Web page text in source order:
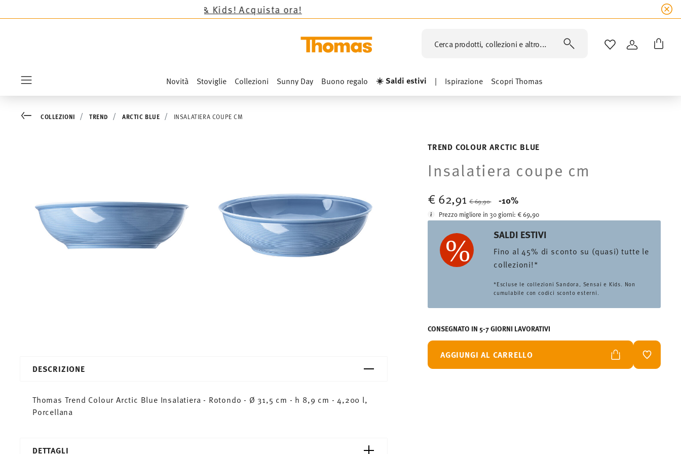
Acquista ora!
Cerca prodotti, collezioni e altro... LISTA DESIDERI
ACCEDI
Novità Stoviglie Collezioni Sunny Day Buono regalo ☀️ Saldi estivi | Ispirazione Scopri Thomas
TREND COLOUR ARCTIC BLUE
Insalatiera coupe cm
€ 62,91€ 69,90
-10%
Prezzo migliore in 30 giorni:€ 69,90
SALDI ESTIVI
Fino al 45% di sconto su (quasi) tutte le
collezioni!*
*Escluse le collezioni Sandora, Sensai e Kids. Non
cumulabile con codici sconto esterni.
CONSEGNATO IN 5-7 GIORNI LAVORATIVI
AGGIUNGI AL CARRELLO LISTA
Go backCOLLEZIONI TREND ARCTIC BLUE INSALATIERA COUPE CM
DESCRIZIONE
Thomas Trend Colour Arctic Blue Insalatiera - Rotondo - Ø 31,5 cm - h 8,9 cm - 4,200 l,
Porcellana
DETTAGLI